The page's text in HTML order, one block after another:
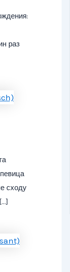
раз
сходу